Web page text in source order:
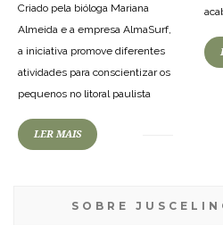
Criado pela bióloga Mariana
Almeida e a empresa AlmaSurf,
a iniciativa promove diferentes
atividades para conscientizar os
pequenos no litoral paulista
LER MAIS
SOBRE